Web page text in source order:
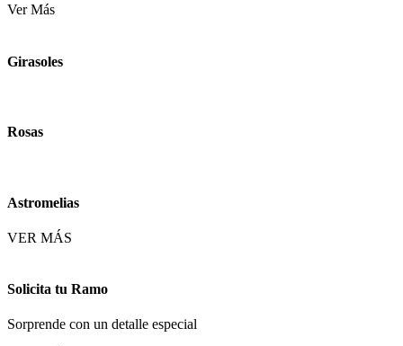
Ver Más
Girasoles
Rosas
Astromelias
VER MÁS
Solicita tu Ramo
Sorprende con un detalle especial